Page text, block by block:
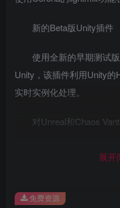
新的Beta版Unity插件
使用全新的早期测试
Unity，该插件利用Unity的
实时实例化处理。
对Unreal和Chaos
只需单击几下，就能
完全重写的素材库浏览
展开
免费资源